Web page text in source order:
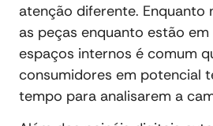
atenção diferente. Enquanto
as peças enquanto estão
espaços internos é comum
consumidores em potencial
tempo para analisarem a